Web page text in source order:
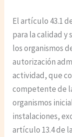
El artículo 43.1
para la calidad
los organismos
autorización
actividad, que
competente de
organismos
instalaciones,
artículo 13.4 de